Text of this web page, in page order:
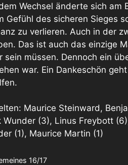
Wechsel änderte sich am
Gefühl des sicheren Sieges
zu verlieren. Auch in der
Das ist auch das einzige
sein müssen. Dennoch ein
war. Ein Dankeschön
Maurice Steinward,
Wunder (3), Linus Freybott
(1), Maurice Martin (1)
16/17